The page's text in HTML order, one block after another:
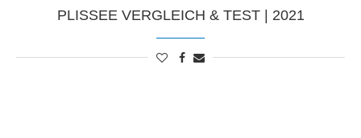
PLISSEE VERGLEICH & TEST | 2021